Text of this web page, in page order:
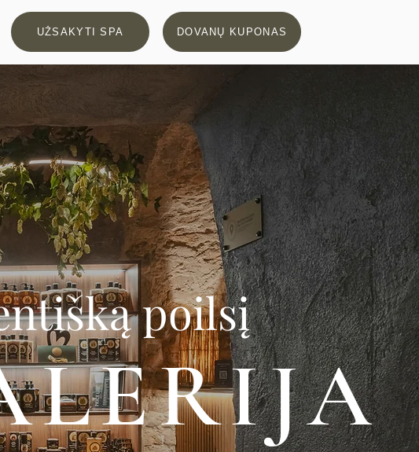
UŽSAKYTI SPA DOVANŲ KUPONAS
poilsį